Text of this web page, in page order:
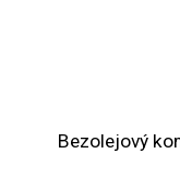
Bezolejový